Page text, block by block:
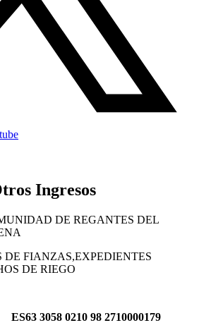
Ingresos
DE REGANTES DEL
DE FIANZAS,EXPEDIENTES
DE RIEGO
ES63 3058 0210 98 2710000179